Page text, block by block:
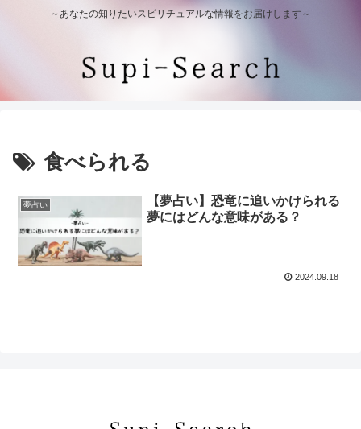
～あなたの知りたいスピリチュアルな情報をお届けします～
食べられる
夢占い
【夢占い】恐竜に追いかけられる
夢にはどんな意味がある？
2024.09.18